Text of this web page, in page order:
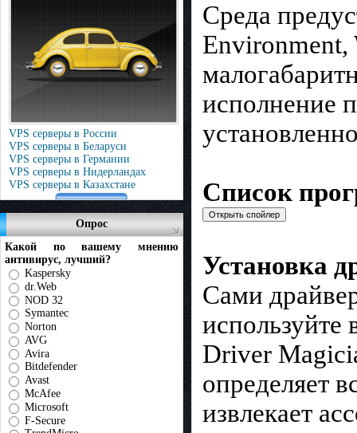
VPS серверы в России
VPS серверы в Беларуси
VPS серверы в Германии
VPS серверы в Нидерландах
VPS серверы в Казахстане
Опрос
Какой по вашему мнению
антивирус, лучший?
Kaspersky
dr.Web
NOD 32
Symantec
Norton
AVG
Avira
Bitdefender
Avast
McAfee
Microsoft
F-Secure
Среда
Environment,
исполнение
Список
Установка
Сами
используйте
Driver
определяет
извлекает